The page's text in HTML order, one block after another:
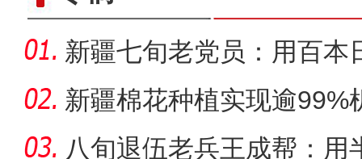
新疆七旬老党员：用百本
世纪变
新疆棉花种植实现逾99%
八旬退伍老兵王成帮：用